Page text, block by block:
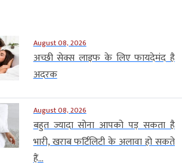
August 08, 2026
अच्छी सेक्स लाइफ के लिए फायदेमंद है
अदरक
August 08, 2026
बहुत ज्यादा सोना आपको पड़ सकता है
भारी, खराब फर्टिलिटी के अलावा हो सकते
हैं...